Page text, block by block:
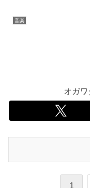
音楽
オガワ
1